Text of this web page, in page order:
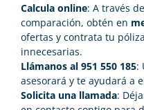
Calcula online: A través
comparación, obtén en
ofertas y contrata tu póliza
innecesarias.
Llámanos al 951 550 185:
asesorará y te ayudará a
Solicita una llamada: